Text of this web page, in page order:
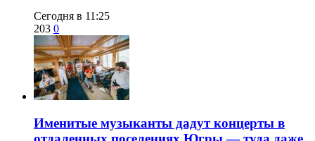
Сегодня в 11:25
203 0
Именитые музыканты дадут концерты в